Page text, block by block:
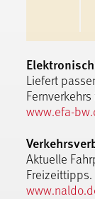
Liefert
www.efa-
Aktuelle
Freizeittipps.